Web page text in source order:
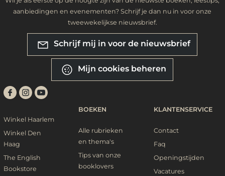
aanbiedingen en evenementen? Schrijf je dan nu in voor onze
tweewekelijkse nieuwsbrief.
Schrijf mij in voor de nieuwsbrief
Mijn cookies beheren
Winkel Haarlem
Winkel Den
Haag
The English
Bookstore
BOEKEN
Alle rubrieken
en thema's
Tips van onze
booklovers
KLANTENSERVICE
Contact
Faq
Openingstijden
Vacatures